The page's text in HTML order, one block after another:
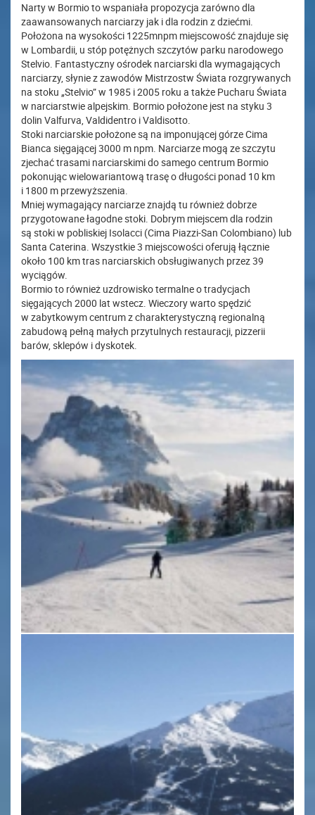
Narty w Bormio to wspaniała propozycja zarówno dla
zaawansowanych narciarzy jak i dla rodzin z dziećmi.
Położona na wysokości 1225mnpm miejscowość znajduje się
w Lombardii, u stóp potężnych szczytów parku narodowego
Stelvio. Fantastyczny ośrodek narciarski dla wymagających
narciarzy, słynie z zawodów Mistrzostw Świata rozgrywanych
na stoku „Stelvio” w 1985 i 2005 roku a także Pucharu Świata
w narciarstwie alpejskim. Bormio położone jest na styku 3
dolin Valfurva, Valdidentro i Valdisotto.
Stoki narciarskie położone są na imponującej górze Cima
Bianca sięgającej 3000 m npm. Narciarze mogą ze szczytu
zjechać trasami narciarskimi do samego centrum Bormio
pokonując wielowariantową trasę o długości ponad 10 km
i 1800 m przewyższenia.
Mniej wymagający narciarze znajdą tu również dobrze
przygotowane łagodne stoki. Dobrym miejscem dla rodzin
są stoki w pobliskiej Isolacci (Cima Piazzi-San Colombiano) lub
Santa Caterina. Wszystkie 3 miejscowości oferują łącznie
około 100 km tras narciarskich obsługiwanych przez 39
wyciągów.
Bormio to również uzdrowisko termalne o tradycjach
sięgających 2000 lat wstecz. Wieczory warto spędzić
w zabytkowym centrum z charakterystyczną regionalną
zabudową pełną małych przytulnych restauracji, pizzerii
barów, sklepów i dyskotek.